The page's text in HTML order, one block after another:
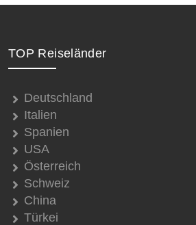
TOP Reiseländer
Deutschland
Italien
Spanien
USA
Österreich
Schweiz
China
Türkei